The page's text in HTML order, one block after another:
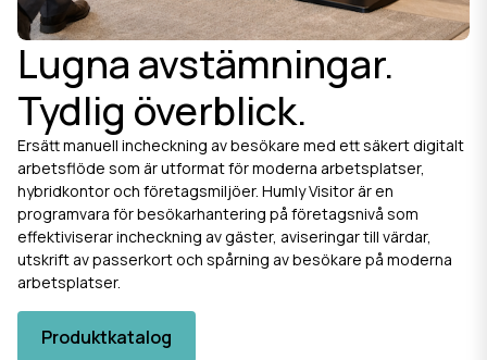
Lugna avstämningar.
Tydlig överblick.
Ersätt manuell incheckning av besökare med ett säkert digitalt
arbetsflöde som är utformat för moderna arbetsplatser,
hybridkontor och företagsmiljöer. Humly Visitor är en
programvara för besökarhantering på företagsnivå som
effektiviserar incheckning av gäster, aviseringar till värdar,
utskrift av passerkort och spårning av besökare på moderna
arbetsplatser.
Produktkatalog